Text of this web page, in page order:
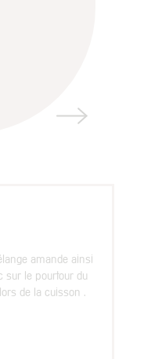
amande ainsi
sur le pourtour du
de la cuisson .
Paris